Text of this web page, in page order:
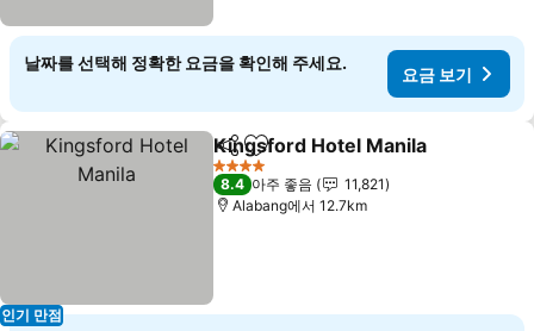
날짜를 선택해 정확한 요금을 확인해 주세요.
요금 보기
인기 만점
공유 즐겨찾기에 추가
Kingsford Hotel Manila
4 성급
8.4 아주 좋음
11,821
Alabang에서 12.7km